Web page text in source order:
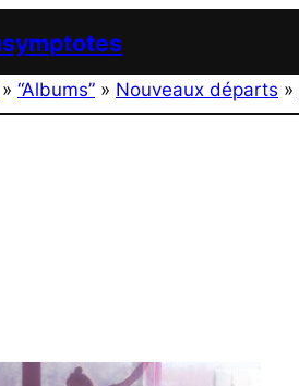
» “Albums” » Nouveaux départs »